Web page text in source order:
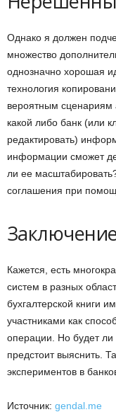
Однако я должен
множество
однозначно хорошая
технология
вероятным сценариям
какой либо банк (или
редактировать)
информации сможет
ли ее
соглашения при
Кажется, есть
систем в разных
бухгалтерской книги
участниками как
операции. Но будет ли
предстоит выяснить.
экспериментов в
Источник: gendal.me